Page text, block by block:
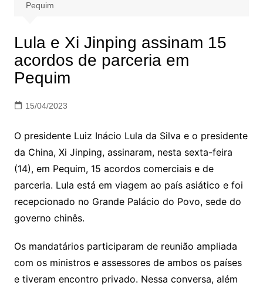
Pequim
Lula e Xi Jinping assinam 15
acordos de parceria em
Pequim
15/04/2023
O presidente Luiz Inácio Lula da Silva e o presidente
da China, Xi Jinping, assinaram, nesta sexta-feira
(14), em Pequim, 15 acordos comerciais e de
parceria. Lula está em viagem ao país asiático e foi
recepcionado no Grande Palácio do Povo, sede do
governo chinês.
Os mandatários participaram de reunião ampliada
com os ministros e assessores de ambos os países
e tiveram encontro privado. Nessa conversa, além